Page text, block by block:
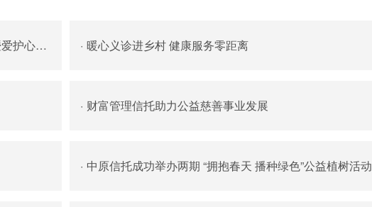
题讲座 · 暖心义诊进乡村 健康服务零距离
· 财富管理信托助力公益慈善事业发展
· 中原信托成功举办两期 “拥抱春天 播种绿色”公益植树活动